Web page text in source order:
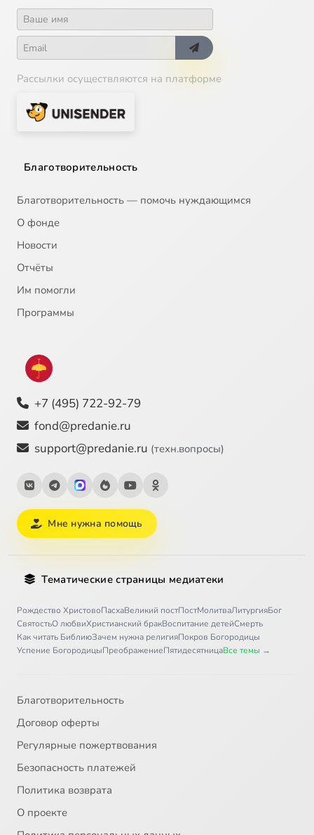
Рассылки осуществляются на платформе
Благотворительность
Благотворительность — помочь нуждающимся
О фонде
Новости
Отчёты
Им помогли
Программы
+7 (495) 722-92-79
fond@predanie.ru
support@predanie.ru (техн.вопросы)
Мне нужна помощь
Тематические страницы медиатеки
Рождество ХристовоПасхаВеликий постПостМолитваЛитургияБог
СвятостьО любвиХристианский бракВоспитание детейСмерть
Как читать БиблиюЗачем нужна религияПокров Богородицы
Успение БогородицыПреображениеПятидесятницаВсе темы →
Благотворительность
Договор оферты
Регулярные пожертвования
Безопасность платежей
Политика возврата
О проекте